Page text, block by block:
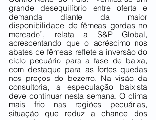
grande desequilíbrio entre oferta e
demanda diante da maior
disponibilidade de fêmeas gordas no
mercado”, relata a S&P Global,
acrescentando que o acréscimo nos
abates de fêmeas reflete a inversão do
ciclo pecuário para a fase de baixa,
com destaque para as fortes quedas
nos preços do bezerro. Na visão da
consultoria, a especulação baixista
deve continuar nesta semana. O clima
mais frio nas regiões pecuárias,
situação que reduz a chance dos